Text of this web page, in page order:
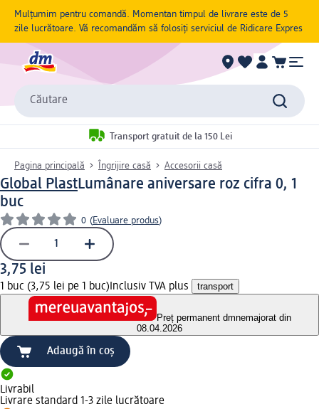
Mulțumim pentru comandă. Momentan timpul de livrare este de 5
zile lucrătoare. Vă recomandăm să folosiți serviciul de Ridicare Expres
Căutare
Transport gratuit de la 150 Lei
Pagina principală Îngrijire casă Accesorii casă
Global PlastLumânare aniversare roz cifra 0, 1
buc
0 (Evaluare produs)
3,75 lei
1 buc (3,75 lei pe 1 buc) Inclusiv TVA plus transport
Preț permanent dmnemajorat din
08.04.2026
Adaugă în coș
Livrabil
Livrare standard 1-3 zile lucrătoare